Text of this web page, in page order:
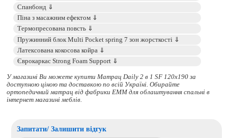
У магазині Ви можете купити Матрац Daily 2 в 1 SF 120x190 за
доступною ціною та доставкою по всій Україні. Обирайте
ортопедичний матрацвід фабрики ЕММ для облаштування спальні в
інтернет магазині меблів.
Запитати/ Залишити відгук